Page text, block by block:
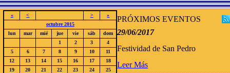
« < >
»
octubre 2015
lun
mar mié jue vie sáb
dom
1
2 3
4
5
6 7 8 9 10
11
12
13 14 15 16 17
18
19
20 21 22 23 24
25
PRÓXIMOS EVENTOS
29/06/2017
Festividad de San Pedro
Leer Más